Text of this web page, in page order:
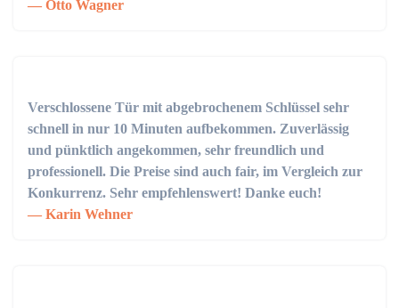
Otto Wagner
Verschlossene Tür mit abgebrochenem Schlüssel sehr
schnell in nur 10 Minuten aufbekommen. Zuverlässig
und pünktlich angekommen, sehr freundlich und
professionell. Die Preise sind auch fair, im Vergleich zur
Konkurrenz. Sehr empfehlenswert! Danke euch!
Karin Wehner